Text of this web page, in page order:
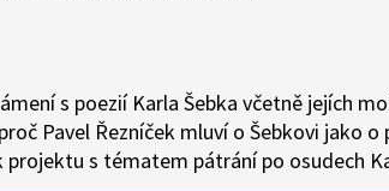
s poezií Karla Šebka včetně jejích
Pavel Řezníček mluví o Šebkovi jako
projektu s tématem pátrání po osudech